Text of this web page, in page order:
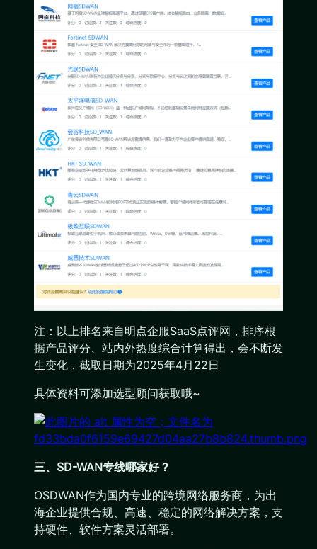
注：以上排名来自明点企服SaaS点评网，排序根
据产品评分、站内外热度综合计算得出，会不断发
生变化，截取日期为2025年4月22日
具体资料可添加选型顾问获取哦~
三、SD-WAN专线哪家好？
OSDWAN作为国内专业的跨境网络服务商，为出
海企业提供合规、高速、稳定的网络解决方案，支
持硬件、软件方案灵活部署。